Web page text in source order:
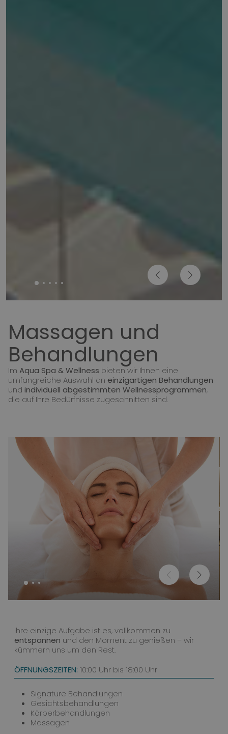
Massagen und
Behandlungen
ImAqua Spa & Wellness bieten wir Ihnen eine
umfangreiche Auswahl an einzigartigen Behandlungen
und individuell abgestimmten Wellnessprogrammen,
die auf Ihre Bedürfnisse zugeschnitten sind.
Ihre einzige Aufgabe ist es, vollkommen zu
entspannen und den Moment zu genießen – wir
kümmern uns um den Rest.
ÖFFNUNGSZEITEN: 10:00 Uhr bis 18:00 Uhr
Signature Behandlungen
Gesichtsbehandlungen
Körperbehandlungen
Massagen